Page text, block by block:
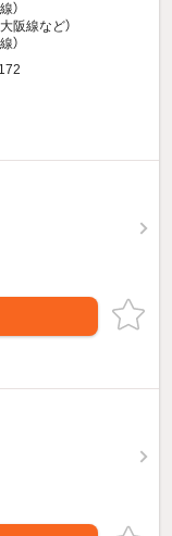
）
阪線など）
）